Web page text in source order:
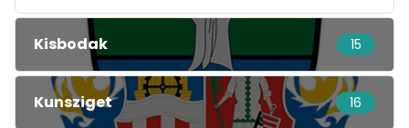
Kisbodak 15
Kunsziget 16